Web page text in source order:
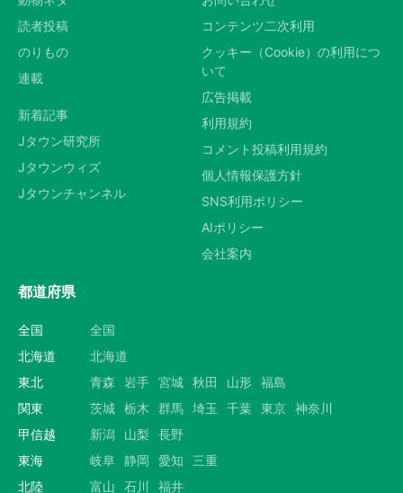
読者投稿
のりもの
連載
新着記事
Jタウン研究所
Jタウンウィズ
Jタウンチャンネル
コンテンツ二次利用
クッキー（Cookie）の利用につ
いて
広告掲載
利用規約
コメント投稿利用規約
個人情報保護方針
SNS利用ポリシー
AIポリシー
会社案内
都道府県
全国
全国
北海道
北海道
東北
青森 岩手 宮城 秋田 山形 福島
関東
茨城 栃木 群馬 埼玉 千葉 東京 神奈川
甲信越
新潟 山梨
長野
東海
岐阜 静岡 愛知
三重
北陸
富山 石川
福井